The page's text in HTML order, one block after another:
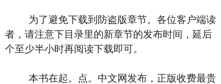
为了避免下载到防盗版章节。各位客户端读
者，请注意下目录里的新章节的发布时间，延后
个至少半小时再阅读下载即可。
本书在起。点。中文网发布，正版收费最贵